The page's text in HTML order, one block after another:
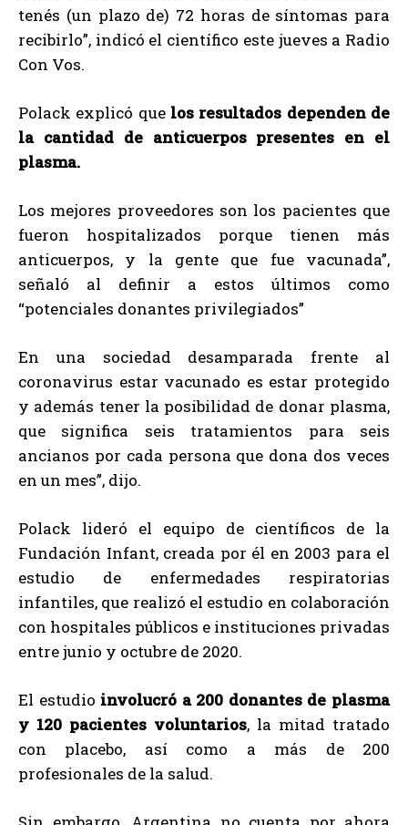
tenés (un plazo de) 72 horas de síntomas para
recibirlo”, indicó el científico este jueves a Radio
Con Vos.
Polack explicó quelos resultados dependen de
la cantidad de anticuerpos presentes en el
plasma.
Los mejores proveedores son los pacientes que
fueron hospitalizados porque tienen más
anticuerpos, y la gente que fue vacunada”,
señaló al definir a estos últimos como
“potenciales donantes privilegiados”
En una sociedad desamparada frente al
coronavirus estar vacunado es estar protegido
y además tener la posibilidad de donar plasma,
que significa seis tratamientos para seis
ancianos por cada persona que dona dos veces
en un mes”, dijo.
Polack lideró el equipo de científicos de la
Fundación Infant, creada por él en 2003 para el
estudio de enfermedades respiratorias
infantiles, que realizó el estudio en colaboración
con hospitales públicos e instituciones privadas
entre junio y octubre de 2020.
El estudio involucró a 200 donantes de plasma
y 120 pacientes voluntarios, la mitad tratado
con placebo, así como a más de 200
profesionales de la salud.